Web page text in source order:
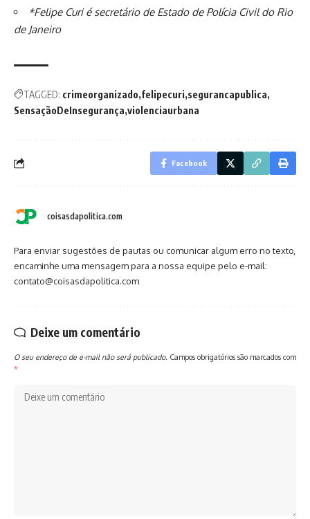
*Felipe Curi é secretário de Estado de Polícia Civil do Rio
de Janeiro
TAGGED: crimeorganizado felipecuri segurancapublica
SensaçãoDeInsegurança violenciaurbana
Facebook
coisasdapolitica.com
Para enviar sugestões de pautas ou comunicar algum erro no texto,
encaminhe uma mensagem para a nossa equipe pelo e-mail:
contato@coisasdapolitica.com
Deixe um comentário
O seu endereço de e-mail não será publicado. Campos obrigatórios são marcados com
*